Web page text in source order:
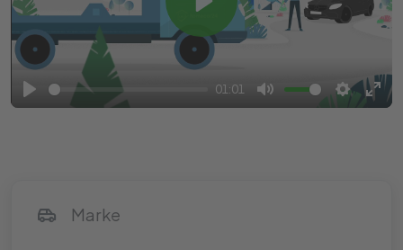
Play
01:01
Mute Settings
Play